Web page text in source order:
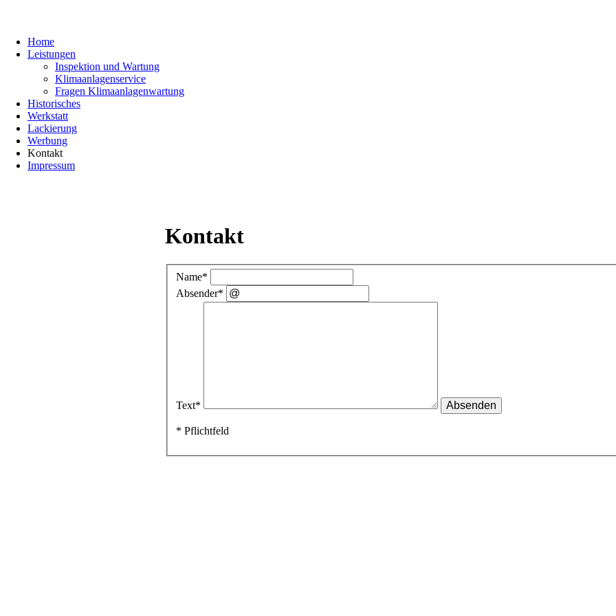
Home
Leistungen
Inspektion und Wartung
Klimaanlagenservice
Fragen Klimaanlagenwartung
Historisches
Werkstatt
Lackierung
Werbung
Kontakt
Impressum
Kontakt
Name*
Absender*
Text*
* Pflichtfeld